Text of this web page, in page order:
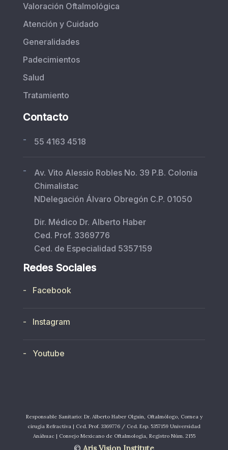
Valoración Oftalmológica
Atención y Cuidado
Generalidades
Padecimientos
Salud
Tratamiento
Contacto
- 55 4163 4518
-
Av. Vito Alessio Robles No. 39 P.B. Colonia
Chimalistac
NDelegación Álvaro Obregón C.P. 01050
Dir. Médico Dr. Alberto Haber
Ced. Prof. 3369776
Ced. de Especialidad 5357159
Redes Sociales
- Facebook
- Instagram
- Youtube
Responsable Sanitario: Dr. Alberto Haber Olguín, Oftalmólogo, Cornea y
cirugía Refractiva | Ced. Prof. 3369776 / Ced. Esp. 5357159 Universidad
Anáhuac | Consejo Mexicano de Oftalmología, Registro Núm. 2155